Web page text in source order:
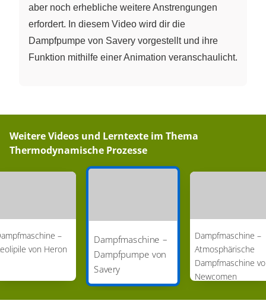
aber noch erhebliche weitere Anstrengungen
erfordert. In diesem Video wird dir die
Dampfpumpe von Savery vorgestellt und ihre
Funktion mithilfe einer Animation veranschaulicht.
Weitere Videos und Lerntexte im Thema
Thermodynamische Prozesse
–
von Heron
Dampfmaschine –
Dampfpumpe von
Savery
Dampfmaschine –
Atmosphärische
Dampfmaschine
Newcomen